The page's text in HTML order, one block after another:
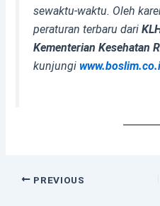
sewaktu-waktu. Oleh
peraturan terbaru dari
Kementerian Kesehatan
kunjungi
PREVIOUS